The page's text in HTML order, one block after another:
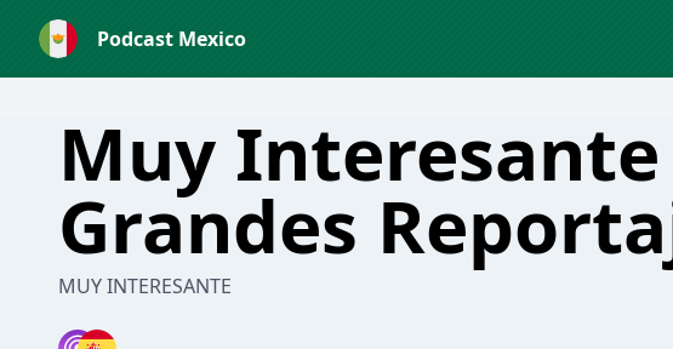
Podcast Mexico
Muy Interesante
Grandes
MUY INTERESANTE